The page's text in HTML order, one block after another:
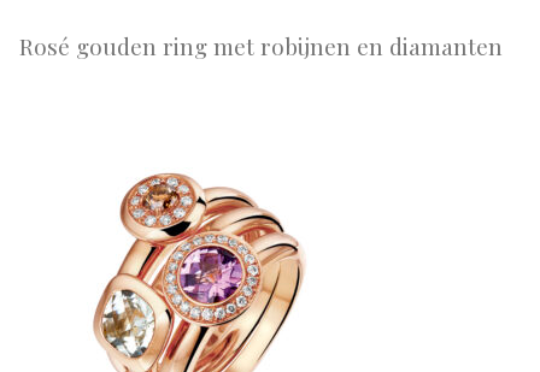
Rosé gouden ring met robijnen en diamanten